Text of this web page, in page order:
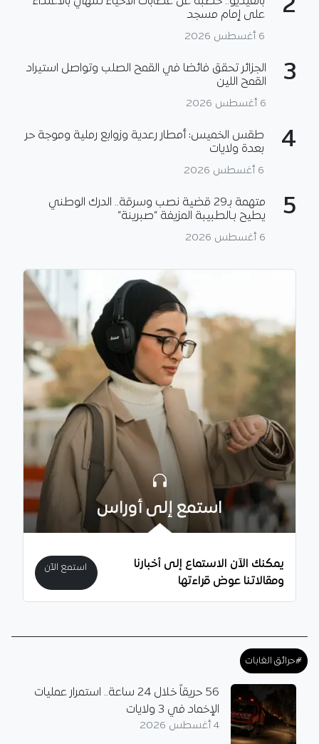
2
على إمام مسجد
6 أغسطس 2026
3
الجزائر تحقق فائضا في القمح الصلب وتواصل استيراد
القمح اللين
6 أغسطس 2026
4
طقس الخميس: أمطار رعدية وزوابع رملية وموجة حر
بعدة ولايات
6 أغسطس 2026
5
متهمة بـ29 قضية نصب وسرقة.. الدرك الوطني
يطيح بـالطبيبة المزيفة “صبرينة”
6 أغسطس 2026
استمع إلى أوراس
يمكنك الآن الاستماع إلى أخبارنا
ومقالاتنا عوض قراءتها
استمع الآن
#حرائق الغابات
56 حريقاً خلال 24 ساعة.. استمرار عمليات
الإخماد في 3 ولايات
4 أغسطس 2026